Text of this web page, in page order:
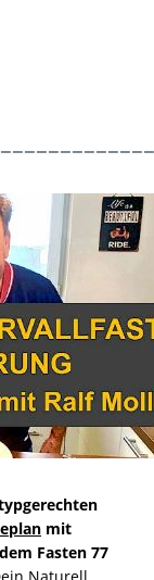
mit
Fasten 77